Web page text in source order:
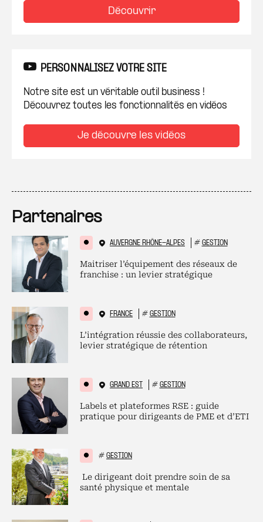
Découvrir
PERSONNALISEZ VOTRE SITE
Notre site est un véritable outil business !
Découvrez toutes les fonctionnalités en vidéos
Je découvre les vidéos
Partenaires
AUVERGNE RHÔNE-ALPES # GESTION
Maitriser l’équipement des réseaux de
franchise : un levier stratégique
FRANCE # GESTION
L’intégration réussie des collaborateurs,
levier stratégique de rétention
GRAND EST # GESTION
Labels et plateformes RSE : guide
pratique pour dirigeants de PME et d’ETI
# GESTION
Le dirigeant doit prendre soin de sa
santé physique et mentale